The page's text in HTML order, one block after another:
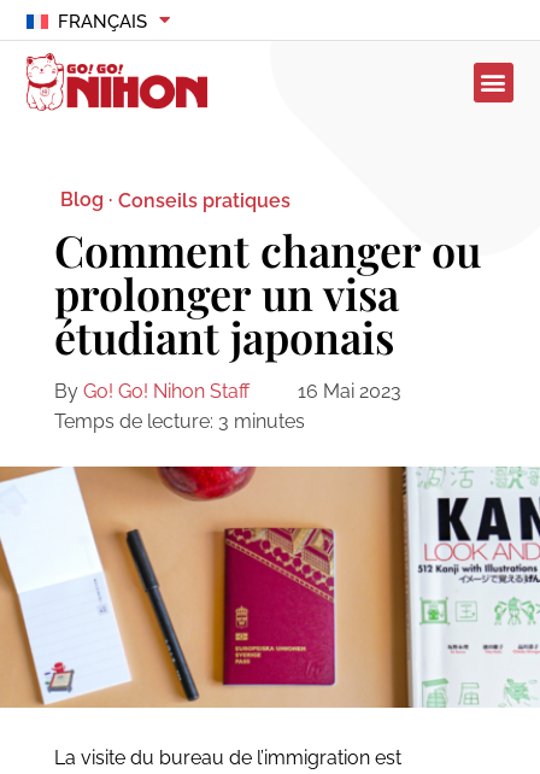
FRANÇAIS
Blog · Conseils pratiques
Comment changer ou
prolonger un visa
étudiant japonais
By Go! Go! Nihon Staff
16 Mai 2023
Temps de lecture: 3 minutes
La visite du bureau de l’immigration est